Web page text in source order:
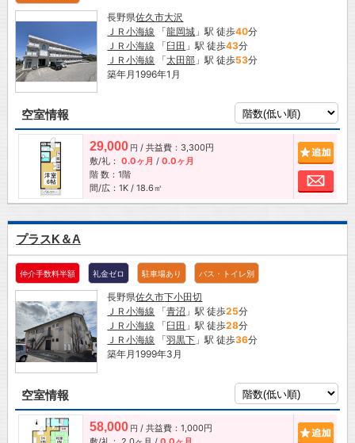
長野県佐久市大沢
ＪＲ小海線 「龍岡城 」駅 徒歩40分
ＪＲ小海線 「臼田 」駅 徒歩43分
ＪＲ小海線 「太田部 」駅 徒歩53分
築年月1996年1月
空室情報
29,000 円 / 共益費：3,300円
敷/礼： 0.0ヶ月 / 0.0ヶ月
階 数：1階
間/広：1K / 18.6㎡
お
プラスK＆A
仲介手数料半額 礼金ゼロ 駐車場あり バス・トイレ別
長野県佐久市下小田切
ＪＲ小海線 「青沼 」駅 徒歩25分
ＪＲ小海線 「臼田 」駅 徒歩28分
ＪＲ小海線 「羽黒下 」駅 徒歩36分
築年月1999年3月
空室情報
58,000 円 / 共益費：1,000円